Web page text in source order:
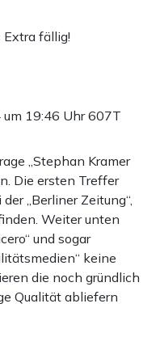
Extra fällig!
19:46 Uhr607T
„Stephan Kramer
Die ersten Treffer
„Berliner Zeitung“,
finden. Weiter unten
und sogar
keine
die noch gründlich
Qualität abliefern